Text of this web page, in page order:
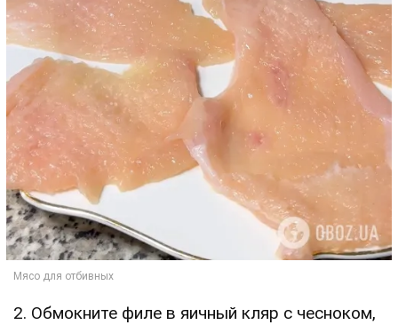
2. Обмокните филе в яичный кляр с чесноком,